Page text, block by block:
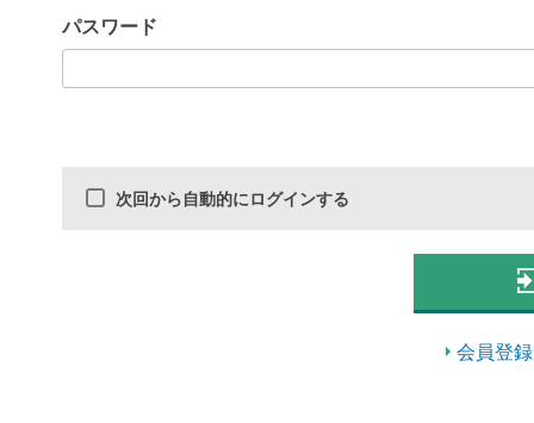
パスワード
次回から自動的にログインする
会員登